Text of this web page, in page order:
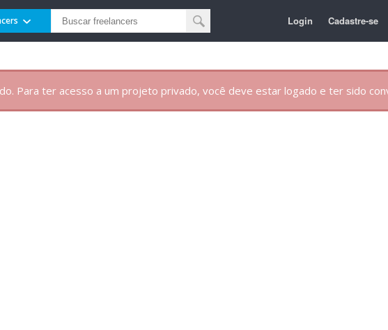
Login Cadastre-se
Para ter acesso a um projeto privado, você deve estar logado e ter sido